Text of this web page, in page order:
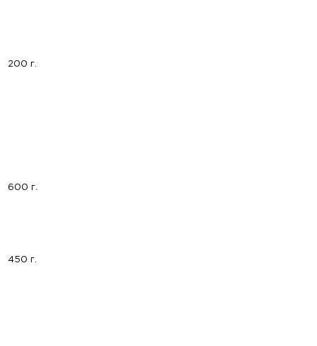
200 г.
600 г.
450 г.